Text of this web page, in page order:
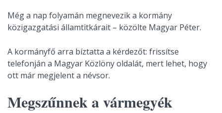
Még a nap folyamán megnevezik a kormány
közigazgatási államtitkárait – közölte Magyar Péter.
A kormányfő arra bíztatta a kérdezőt: frissítse
telefonján a Magyar Közlöny oldalát, mert lehet, hogy
ott már megjelent a névsor.
Megszűnnek a vármegyék